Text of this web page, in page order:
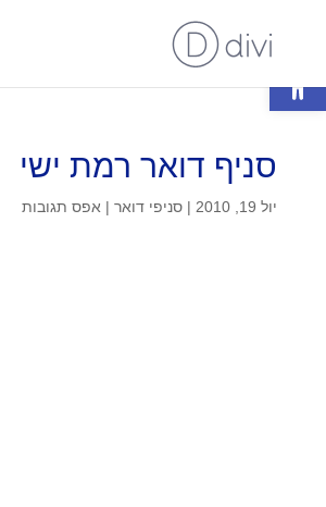
סניף דואר רמת ישי
יול 19, 2010 | סניפי דואר| אפס תגובות
פתח סרגל נגישות